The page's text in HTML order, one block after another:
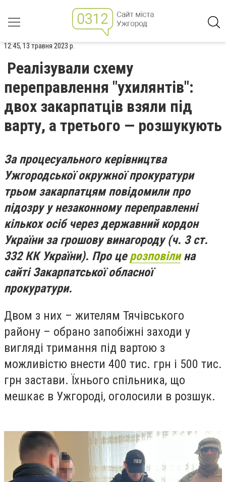
12:45, 13 травня 2023 р.
Реалізували схему
переправлення "ухилянтів":
двох закарпатців взяли під
варту, а третього — розшукують
За процесуального керівництва
Ужгородської окружної прокуратури
трьом закарпатцям повідомили про
підозру у незаконному переправленні
кількох осіб через державний кордон
України за грошову винагороду (ч. 3 ст.
332 КК України). Про церозповілина
сайті Закарпатської обласної
прокуратури.
Двом з них – жителям Тячівського
району – обрано запобіжні заходи у
вигляді тримання під вартою з
можливістю внести 400 тис. грн і 500 тис.
грн застави. Їхнього спільника, що
мешкає в Ужгороді, оголосили в розшук.